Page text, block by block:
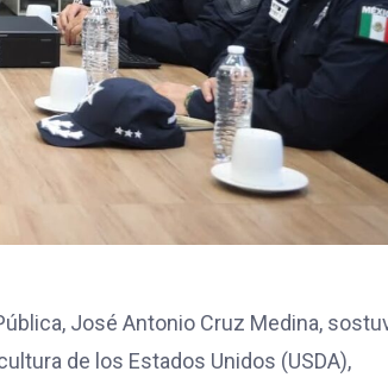
José Antonio Cruz Medina,
de los Estados Unidos (USDA),